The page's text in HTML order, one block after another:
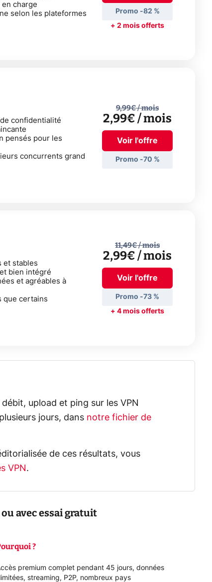
charge
selon les plateformes
Promo -82 %
+ 2 mois offerts
confidentialité
pensés pour les
concurrents grand
9,99€/ mois
2,99€/ mois
Voir l'offre
Promo -70 %
et stables
bien intégré
et agréables à
que certains
11,49€/ mois
2,99€/ mois
Voir l'offre
Promo -73 %
+ 4 mois offerts
débit, upload et ping sur les VPN
jours, dans notre fichier de
de ces résultats, vous
VPN .
avec essai gratuit
?
premium complet pendant 45 jours, données
streaming, P2P, nombreux pays